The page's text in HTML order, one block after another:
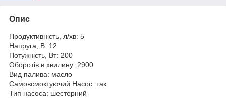
Опис
Продуктивність, л/хв: 5
Напруга, В: 12
Потужність, Вт: 200
Оборотів в хвилину: 2900
Вид палива: масло
Самовсмоктуючий Насос: так
Тип насоса: шестерний